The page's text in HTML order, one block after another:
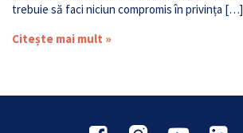
trebuie să faci niciun compromis în privința […]
Citește mai mult »